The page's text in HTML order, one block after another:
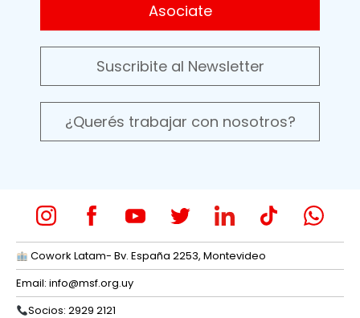
Asociate
Suscribite al Newsletter
¿Querés trabajar con nosotros?
Cowork Latam- Bv. España 2253, Montevideo
Email: info@msf.org.uy
Socios: 2929 2121